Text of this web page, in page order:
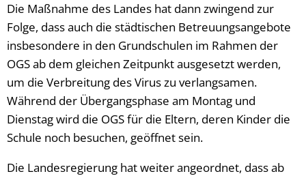
Die Maßnahme des Landes hat dann zwingend zur
Folge, dass auch die städtischen Betreuungsangebote
insbesondere in den Grundschulen im Rahmen der
OGS ab dem gleichen Zeitpunkt ausgesetzt werden,
um die Verbreitung des Virus zu verlangsamen.
Während der Übergangsphase am Montag und
Dienstag wird die OGS für die Eltern, deren Kinder die
Schule noch besuchen, geöffnet sein.
Die Landesregierung hat weiter angeordnet, dass ab